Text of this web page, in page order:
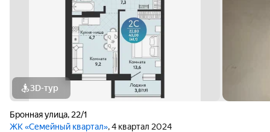
3D-тур
Бронная улица, 22/1
ЖК «Семейный квартал», 4 квартал 2024